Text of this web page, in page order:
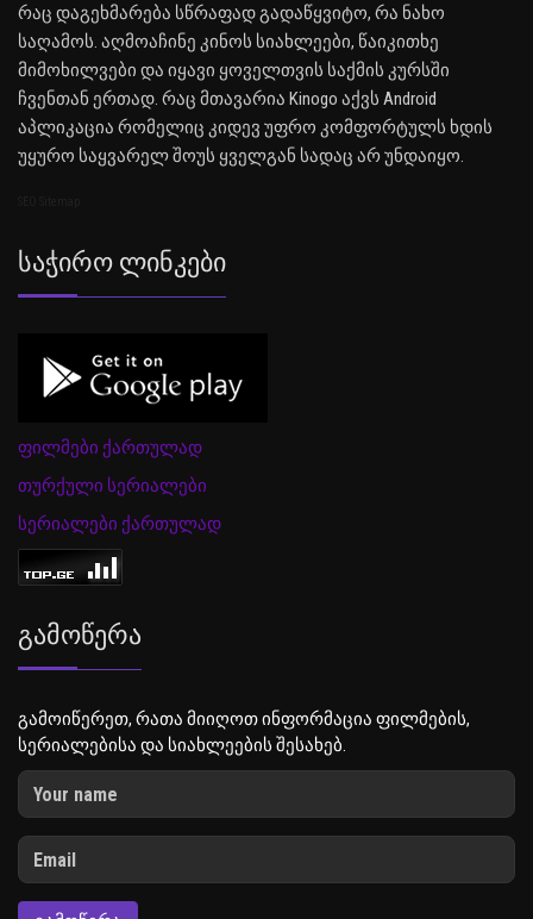
რაც დაგეხმარება სწრაფად გადაწყვიტო, რა ნახო
საღამოს. აღმოაჩინე კინოს სიახლეები, წაიკითხე
მიმოხილვები და იყავი ყოველთვის საქმის კურსში
ჩვენთან ერთად. რაც მთავარია Kinogo აქვს Android
აპლიკაცია რომელიც კიდევ უფრო კომფორტულს ხდის
უყურო საყვარელ შოუს ყველგან სადაც არ უნდაიყო.
Საჭირო Ლინკები
ფილმები ქართულად
თურქული სერიალები
სერიალები ქართულად
Გამოწერა
გამოიწერეთ, რათა მიიღოთ ინფორმაცია ფილმების,
სერიალებისა და სიახლეების შესახებ.